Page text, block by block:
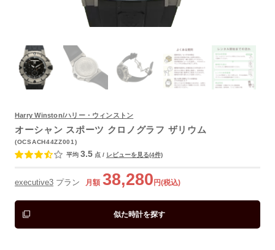
Harry Winston/ハリー・ウィンストン
オーシャン スポーツ クロノグラフ ザリウム
(OCSACH44ZZ001)
平均 3.5 点 / レビューを見る(4件)
executive3 プラン 月額 38,280 円(税込)
似た時計を探す
よくあるご質問